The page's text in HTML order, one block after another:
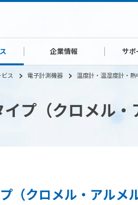
企業情報 サポ
ス 電子計測機器 温度計・温湿度計・熱
イプ（クロメル
（クロメル・アルメ